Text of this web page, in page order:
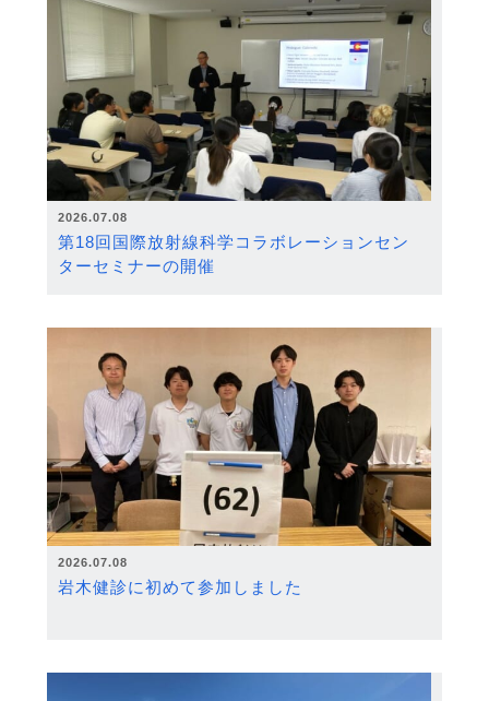
2026.07.08
第18回国際放射線科学コラボレーションセン
ターセミナーの開催
2026.07.08
岩木健診に初めて参加しました